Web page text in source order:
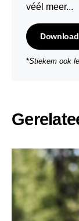
véél meer...
*Stiekem ook